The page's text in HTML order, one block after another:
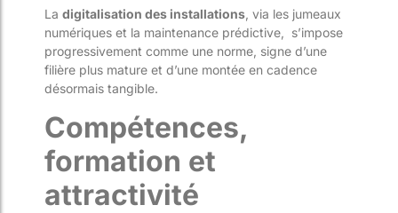
La digitalisation des installations , via les jumeaux
numériques et la maintenance prédictive, s’impose
progressivement comme une norme, signe d’une
filière plus mature et d’une montée en cadence
désormais tangible.
Compétences,
formation et
attractivité